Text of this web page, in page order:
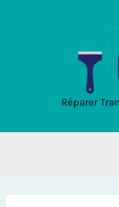
Réparer